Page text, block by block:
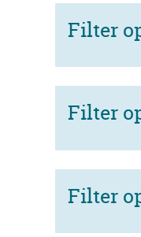
Filter
Filter
Filter